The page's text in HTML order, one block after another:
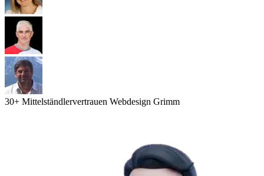
30+ Mittelständlervertrauen Webdesign Grimm